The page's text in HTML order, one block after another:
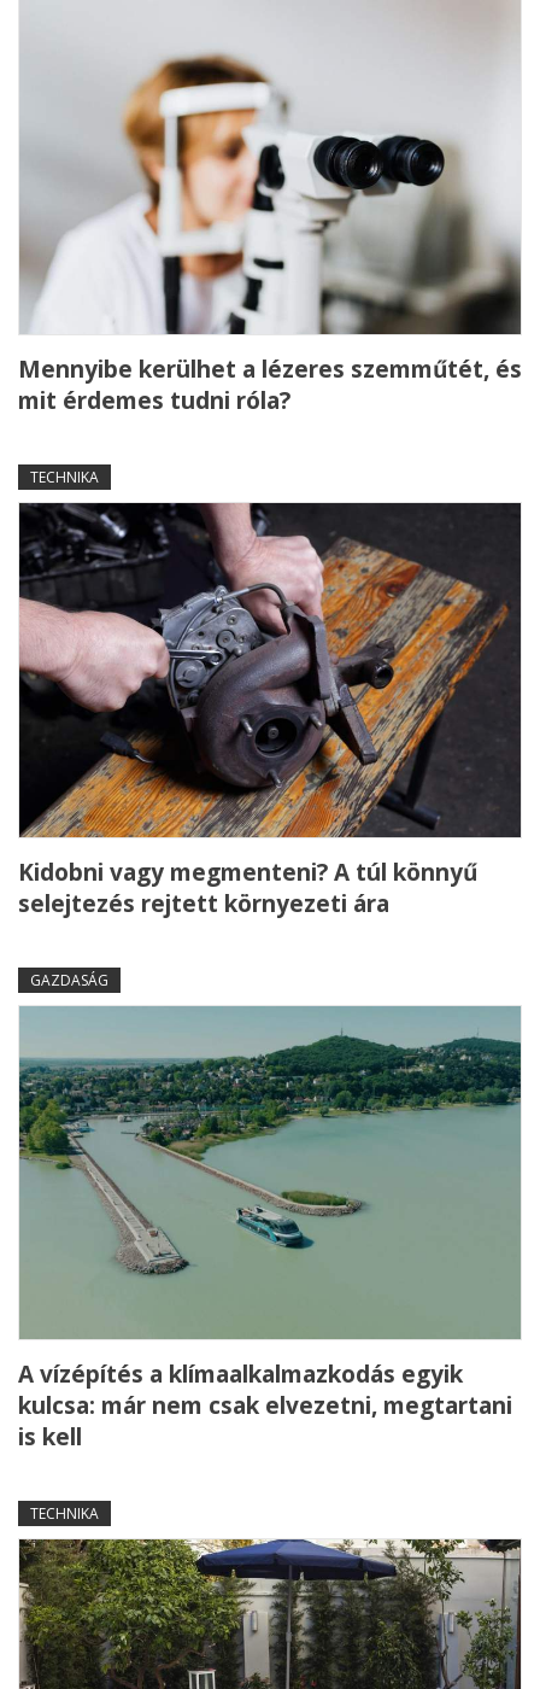
Mennyibe kerülhet a lézeres szemműtét, és
mit érdemes tudni róla?
TECHNIKA
Kidobni vagy megmenteni? A túl könnyű
selejtezés rejtett környezeti ára
GAZDASÁG
A vízépítés a klímaalkalmazkodás egyik
kulcsa: már nem csak elvezetni, megtartani
is kell
TECHNIKA